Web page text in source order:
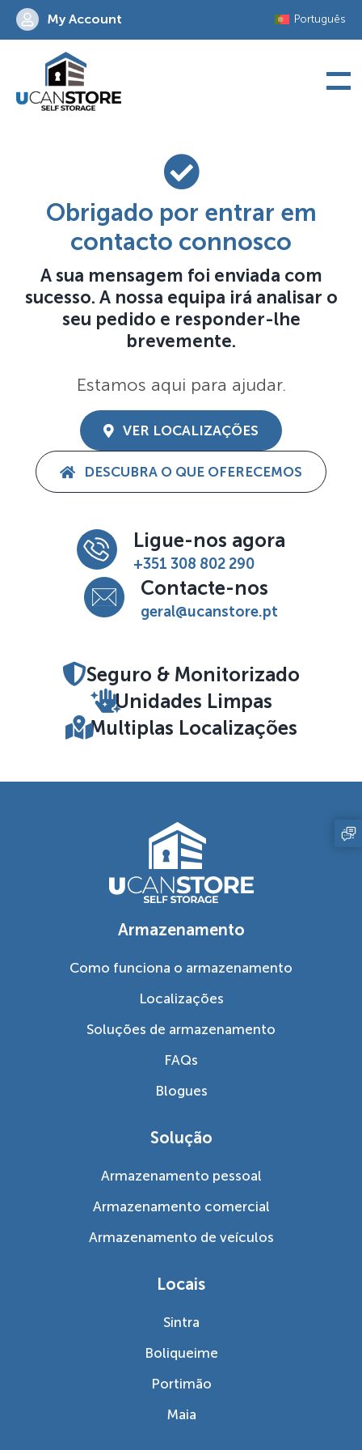
Skip
content
My Account Português
Obrigado por entrar em
contacto connosco
A sua mensagem foi enviada com
sucesso. A nossa equipa irá analisar o
seu pedido e responder-lhe
brevemente.
Estamos aqui para ajudar.
VER LOCALIZAÇÕES
DESCUBRA O QUE OFERECEMOS
Ligue-nos agora
+351 308 802 290
Contacte-nos
geral@ucanstore.pt
Seguro & Monitorizado
Unidades Limpas
Multiplas Localizações
Armazenamento
Como funciona o armazenamento
Localizações
Soluções de armazenamento
FAQs
Blogues
Solução
Armazenamento pessoal
Armazenamento comercial
Armazenamento de veículos
Locais
Sintra
Boliqueime
Portimão
Maia